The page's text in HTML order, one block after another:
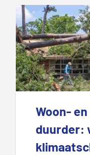
Woon-
duurder: